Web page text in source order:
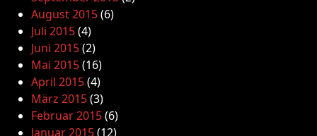
August 2015(6)
Juli 2015(4)
Juni 2015(2)
Mai 2015(16)
April 2015(4)
März 2015(3)
Februar 2015(6)
Januar 2015(12)